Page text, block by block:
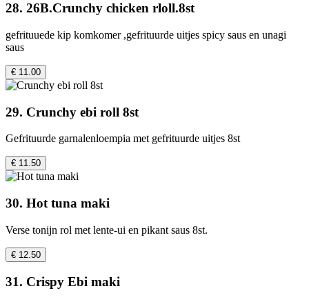
28. 26B.Crunchy chicken rloll.8st
gefrituuede kip komkomer ,gefrituurde uitjes spicy saus en unagi
saus
€ 11.00
29. Crunchy ebi roll 8st
Gefrituurde garnalenloempia met gefrituurde uitjes 8st
€ 11.50
30. Hot tuna maki
Verse tonijn rol met lente-ui en pikant saus 8st.
€ 12.50
31. Crispy Ebi maki